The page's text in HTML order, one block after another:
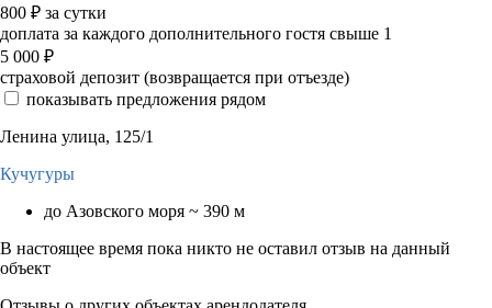
800 ₽ за сутки
доплата за каждого дополнительного гостя свыше 1
5 000 ₽
страховой депозит (возвращается при отъезде)
показывать предложения рядом
Ленина улица, 125/1
Кучугуры
до Азовского моря ~ 390 м
В настоящее время пока никто не оставил отзыв на данный
объект